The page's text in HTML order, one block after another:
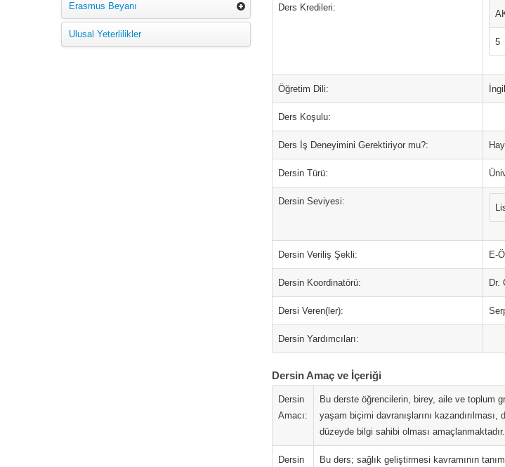
Erasmus Beyanı
Ulusal Yeterlilikler
Ders Kredileri:
5
Öğretim Dili:
Ders Koşulu:
Ders İş Deneyimini Gerektiriyor mu?:
Dersin Türü:
Dersin Seviyesi:
Dersin Veriliş Şekli: E-
Dersin Koordinatörü: Dr.
Dersi Veren(ler):
Dersin Yardımcıları:
Dersin Amaç ve İçeriği
Dersin
Amacı:
Bu derste öğrencilerin, birey, aile ve toplum
yaşam biçimi davranışlarını
düzeyde bilgi sahibi olması amaçlanmaktadır.
Dersin
Bu ders; sağlık geliştirmesi kavramının